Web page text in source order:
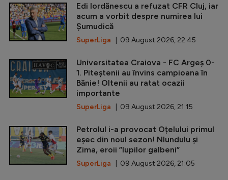
Edi Iordănescu a refuzat CFR Cluj, iar
acum a vorbit despre numirea lui
Șumudică
SuperLiga | 09 August 2026, 22:45
Universitatea Craiova - FC Argeș 0-
1. Piteștenii au învins campioana în
Bănie! Oltenii au ratat ocazii
importante
SuperLiga | 09 August 2026, 21:15
Petrolul i-a provocat Oțelului primul
eșec din noul sezon! Nlundulu și
Zima, eroii ”lupilor galbeni”
SuperLiga | 09 August 2026, 21:05